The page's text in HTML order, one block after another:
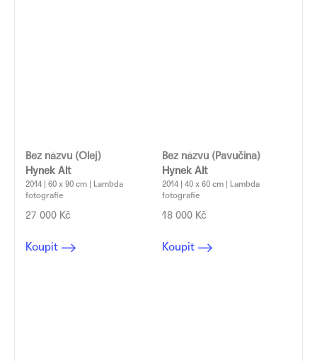
Bez názvu (Olej)
Hynek Alt
2014 | 60 x 90 cm | Lambda
fotografie
27 000 Kč
Koupit
Bez názvu (Pavučina)
Hynek Alt
2014 | 40 x 60 cm | Lambda
fotografie
18 000 Kč
Koupit